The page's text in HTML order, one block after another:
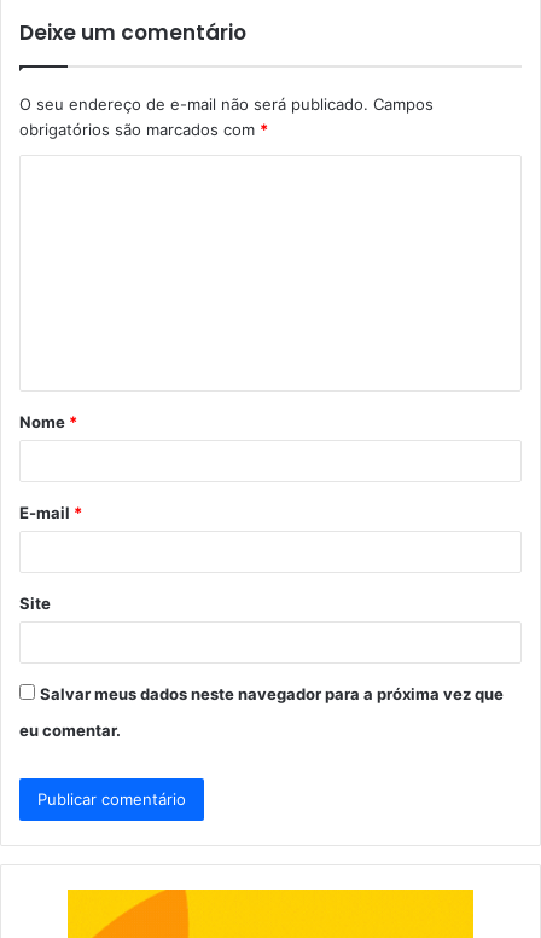
Deixe um comentário
O seu endereço de e-mail não será publicado. Campos
obrigatórios são marcados com *
á
r
*
Nome *
E-mail *
Site
Salvar meus dados neste navegador para a próxima vez que
eu comentar.